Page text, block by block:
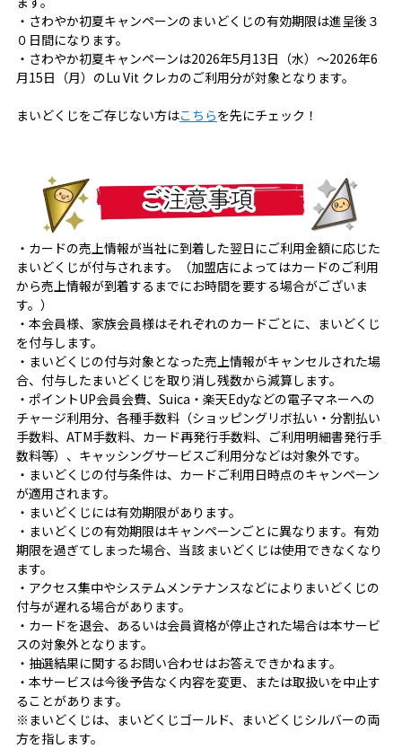
・さわやか初夏キャンペーンのまいどくじの有効期限は進呈後３
０日間になります。
・さわやか初夏キャンペーンは2026年5月13日（水）～2026年6
月15日（月）のLu Vit クレカのご利用分が対象となります。
まいどくじをご存じない方はこちらを先にチェック！
・カードの売上情報が当社に到着した翌日にご利用金額に応じた
まいどくじが付与されます。（加盟店によってはカードのご利用
から売上情報が到着するまでにお時間を要する場合がございま
す。）
・本会員様、家族会員様はそれぞれのカードごとに、まいどくじ
を付与します。
・まいどくじの付与対象となった売上情報がキャンセルされた場
合、付与したまいどくじを取り消し残数から減算します。
・ポイントUP会員会費、Suica・楽天Edyなどの電子マネーへの
チャージ利用分、各種手数料（ショッピングリボ払い・分割払い
手数料、ATM手数料、カード再発行手数料、ご利用明細書発行手
数料等）、キャッシングサービスご利用分などは対象外です。
・まいどくじの付与条件は、カードご利用日時点のキャンペーン
が適用されます。
・まいどくじには有効期限があります。
・まいどくじの有効期限はキャンペーンごとに異なります。有効
期限を過ぎてしまった場合、当該 まいどくじは使用できなくなり
ます。
・アクセス集中やシステムメンテナンスなどによりまいどくじの
付与が遅れる場合があります。
・カードを退会、あるいは会員資格が停止された場合は本サービ
スの対象外となります。
・抽選結果に関するお問い合わせはお答えできかねます。
・本サービスは今後予告なく内容を変更、または取扱いを中止す
ることがあります。
※まいどくじは、まいどくじゴールド、まいどくじシルバーの両
方を指します。